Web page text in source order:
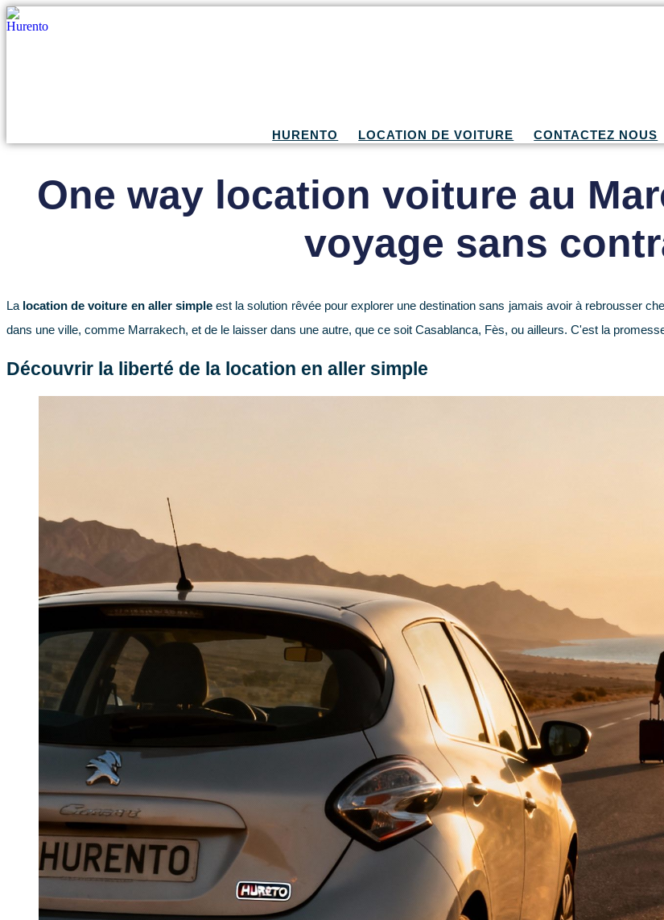
HURENTO LOCATION DE VOITURE CONTACTEZ NOUS
One way location voiture au
voyage sans
La location de voiture en aller simpleest la solution rêvée pour explorer une destination sans jamais avoir à rebrousser
dans une ville, comme Marrakech, et de le laisser dans une autre, que ce soit Casablanca, Fès, ou ailleurs. C'est la
Découvrir la liberté de la location en aller simple